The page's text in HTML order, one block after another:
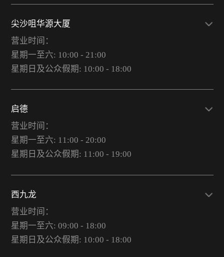
尖沙咀华源大厦
营业时间：
星期一至六: 10:00 - 21:00
星期日及公众假期: 10:00 - 18:00
启德
营业时间：
星期一至六: 11:00 - 20:00
星期日及公众假期: 11:00 - 19:00
西九龙
营业时间：
星期一至六: 09:00 - 18:00
星期日及公众假期: 10:00 - 18:00